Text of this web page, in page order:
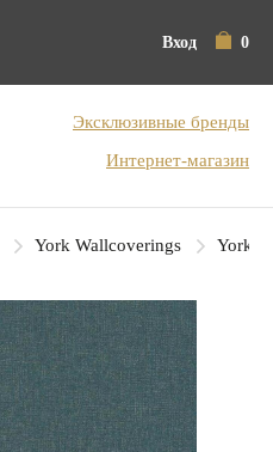
Вход 0
Эксклюзивные бренды
Интернет-магазин
York Wallcoverings York